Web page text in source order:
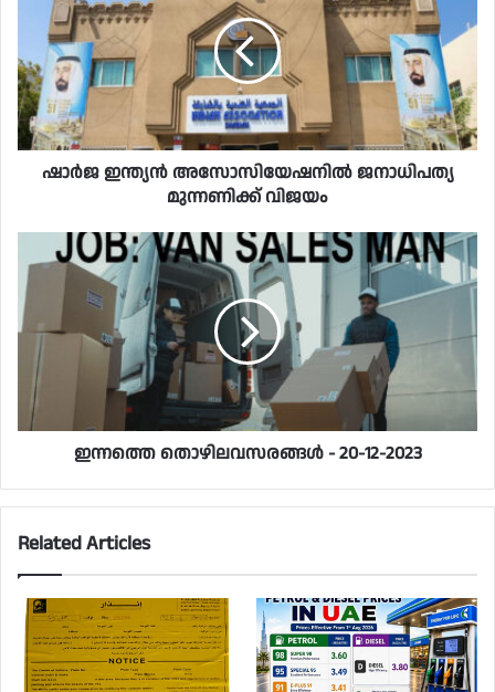
ഷാർജ ഇന്ത്യൻ അസോസിയേഷനിൽ ജനാധിപത്യ
മുന്നണിക്ക് വിജയം
ഇന്നത്തെ തൊഴിലവസരങ്ങൾ - 20-12-2023
Related Articles